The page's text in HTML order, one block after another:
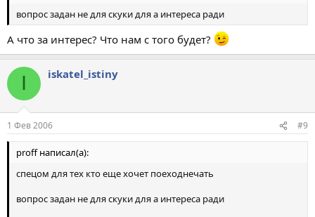
вопрос задан не для скуки для а интереса ради
А что за интерес? Что нам с того будет?
I iskatel_istiny
1 Фев 2006 #9
proff написал(а):
спецом для тех кто еще хочет поеходнечать
вопрос задан не для скуки для а интереса ради